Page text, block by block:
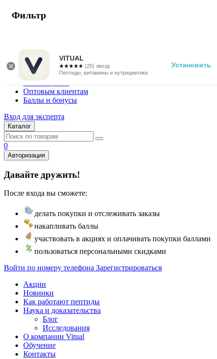
VITUAL
☆☆☆☆☆
★★★★★ (25) звезд
Пептиды, витамины и нутрицевтики
Установить
г. Москва
Vitual Peptide
+7 (800) 101-13-25
Специалистам
Поставщикам
Оптовым клиентам
Баллы и бонусы
Вход для эксперта
Каталог
0
Авторизация
Давайте дружить!
После входа вы сможете:
делать покупки и отслеживать заказы
накапливать баллы
участвовать в акциях и оплачивать покупки баллами
пользоваться персональными скидками
Войти по номеру телефона Зарегистрироваться
Акции
Новинки
Как работают пептиды
Наука и доказательства
Блог
Исследования
О компании Vitual
Обучение
Контакты
Фильтр